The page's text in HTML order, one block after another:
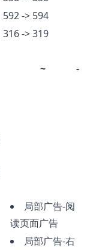
592 -> 594
316 -> 319
~
-
局部广告-阅
读页面广告
局部广告-右